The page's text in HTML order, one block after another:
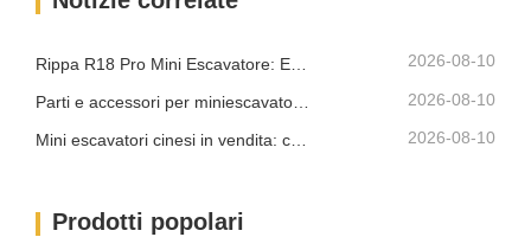
2026-08-10
2026-08-10
Mini escavatori cinesi in vendita: come scegliere un produttore affidabile 2026-08-10
Prodotti popolari